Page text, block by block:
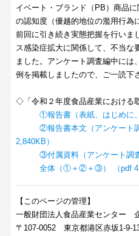
イベート・ブランド（PB）商品
の認知度（優越的地位の濫用行為
前回に引き続き実態把握を行い
ス感染症拡大に関係して、不当な
ました。アンケート調査編中には
例を掲載しましたので、ご一読下
◇「令和２年度食品産業における
①報告書（表紙、はじめに
②報告書本文（アンケート
2,840KB）
③付属資料（アンケート調
全体（①＋②＋③） （pdf
【このページの管理】
一般財団法人食品産業センター
〒107-0052 東京都港区赤坂1-9-